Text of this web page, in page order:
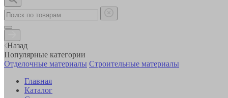
Назад
Популярные категории
Отделочные материалы Строительные материалы
Главная
Каталог